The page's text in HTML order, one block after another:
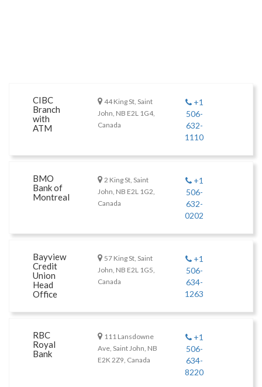
CIBC
Branch
with
ATM
44 King St, Saint
John, NB E2L 1G4,
Canada
+1
506-
632-
1110
BMO
Bank of
Montreal
2 King St, Saint
John, NB E2L 1G2,
Canada
+1
506-
632-
0202
Bayview
Credit
Union
Head
Office
57 King St, Saint
John, NB E2L 1G5,
Canada
+1
506-
634-
1263
RBC
Royal
Bank
111 Lansdowne
Ave, Saint John, NB
E2K 2Z9, Canada
+1
506-
634-
8220